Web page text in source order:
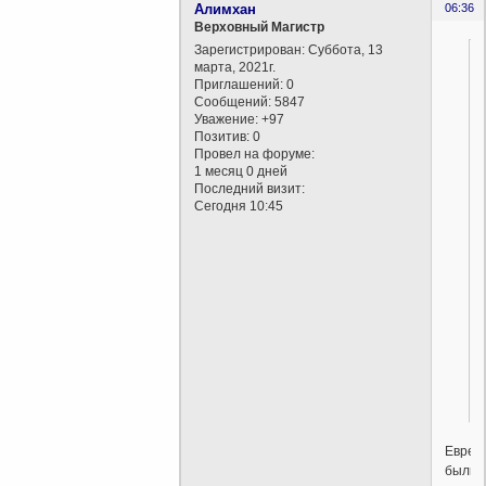
06:36
Алимхан
Верховный Магистр
Зарегистрирован: Суббота, 13
марта, 2021г.
Приглашений: 0
Сообщений: 5847
Уважение: +97
Позитив: 0
Провел на форуме:
1 месяц 0 дней
Последний визит:
Сегодня 10:45
Евреи
были